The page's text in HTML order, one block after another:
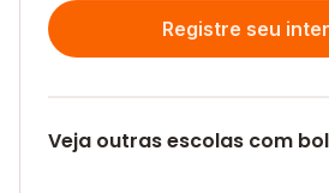
Registre seu
Veja outras escolas com